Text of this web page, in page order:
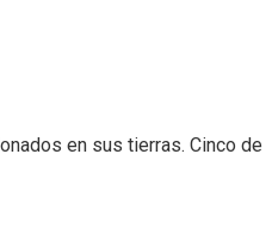
en sus tierras. Cinco de